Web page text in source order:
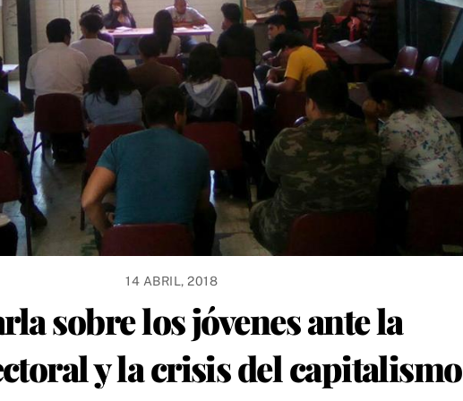
14 ABRIL, 2018
sobre los jóvenes ante la
y la crisis del capitalismo